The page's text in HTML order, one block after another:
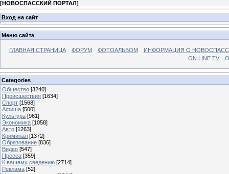
[НОВОСПАССКИЙ ПОРТАЛ]
Вход на сайт
Меню сайта
ГЛАВНАЯ СТРАНИЦА ФОРУМ ФОТОАЛЬБОМ
ИНФОРМАЦИЯ О
ON LINE TV
Categories
Общество [3240]
Происшествия [1634]
Спорт [1568]
Афиша [500]
Культура [961]
Экономика [1058]
Авто [1263]
Криминал [1372]
Образование [836]
Видео [547]
Пресса [359]
К вашему сведению [2714]
Реклама [52]